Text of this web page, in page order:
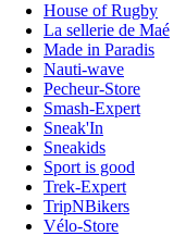
House of Rugby
La sellerie de Maé
Made in Paradis
Nauti-wave
Pecheur-Store
Smash-Expert
Sneak'In
Sneakids
Sport is good
Trek-Expert
TripNBikers
Vélo-Store